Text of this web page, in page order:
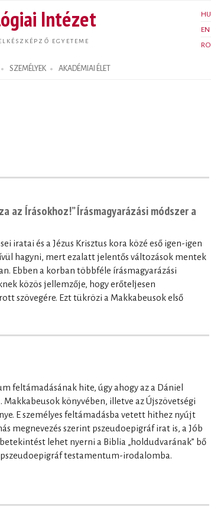
tartalomra
Intézet
EGYETEME
HU
EN
RO
SZEMÉLYEK AKADÉMIAI ÉLET
az Írásokhoz!” Írásmagyarázási módszer a
iratai és a Jézus Krisztus kora közé eső igen-igen
hagyni, mert ezalatt jelentős változások mentek
Ebben a korban többféle írásmagyarázási
közös jellemzője, hogy erőteljesen
szövegére. Ezt tükrözi a Makkabeusok első
feltámadásának hite, úgy ahogy az a Dániel
Makkabeusok könyvében, illetve az Újszövetségi
E személyes feltámadásba vetett hithez nyújt
megnevezés szerint pszeudoepigráf irat is, a Jób
lehet nyerni a Biblia „holdudvarának” bő
testamentum-irodalomba.